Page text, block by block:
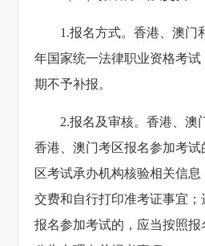
1.报名方式。香港、澳门
年国家统一法律职业资格考
期不予补报。
2.报名及审核。香港、澳
香港、澳门考区报名参加考
区考试承办机构核验相关信
交费和自行打印准考证事宜；
报名参加考试的，应当按照